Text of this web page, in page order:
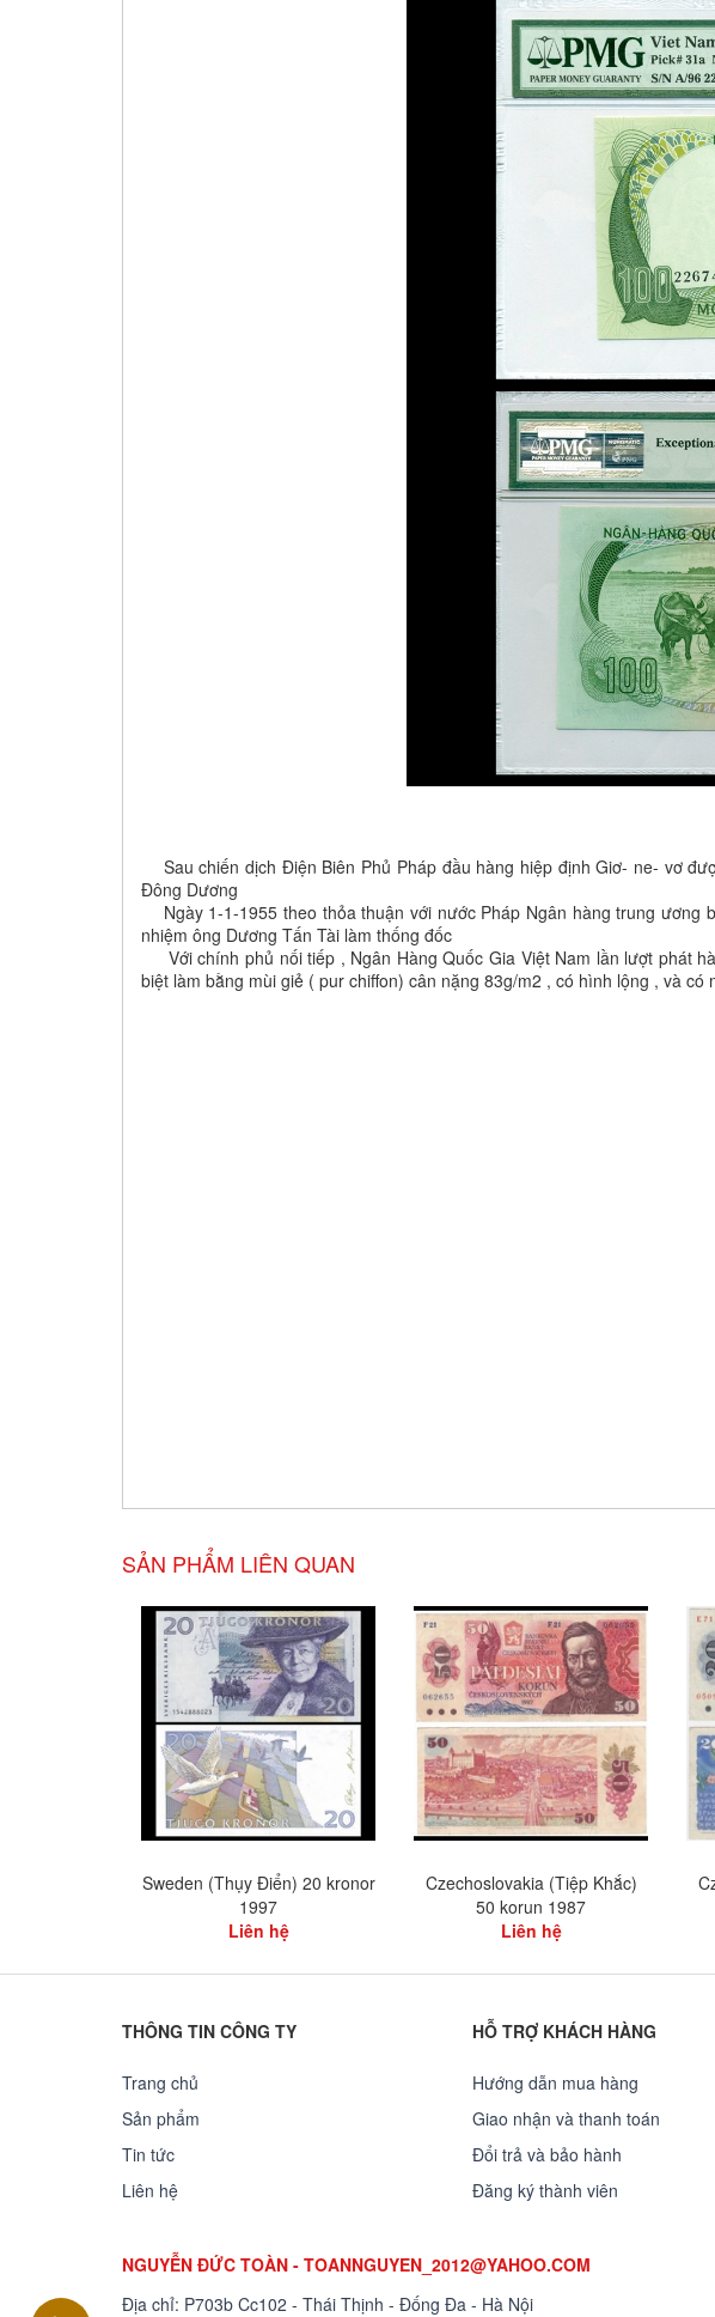
Sau chiến dịch Điện Biên Phủ Pháp đầu hàng hiệp định Giơ- ne- vơ
Đông Dương
Ngày 1-1-1955 theo thỏa thuận với nước Pháp Ngân hàng trung ương
nhiệm ông Dương Tấn Tài làm thống đốc
Với chính phủ nối tiếp , Ngân Hàng Quốc Gia Việt Nam lần lượt phát
biệt làm bằng mùi giẻ ( pur chiffon) cân nặng 83g/m2 , có hình lộng , và
SẢN PHẨM LIÊN QUAN
Sweden (Thụy Điển) 20 kronor
1997
Liên hệ
Czechoslovakia (Tiệp Khắc)
50 korun 1987
Liên hệ
THÔNG TIN CÔNG TY
Trang chủ
Sản phẩm
Tin tức
Liên hệ
HỖ TRỢ KHÁCH HÀNG
Hướng dẫn mua hàng
Giao nhận và thanh toán
Đổi trả và bảo hành
Đăng ký thành viên
NGUYỄN ĐỨC TOÀN - TOANNGUYEN_2012@YAHOO.COM
Địa chỉ: P703b Cc102 - Thái Thịnh - Đống Đa - Hà Nội